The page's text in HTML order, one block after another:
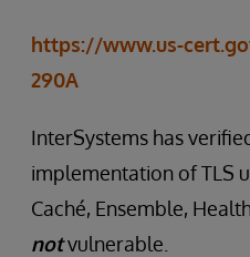
https://www.us-
290A
InterSystems has
implementation of TLS
Caché, Ensemble,
notvulnerable.